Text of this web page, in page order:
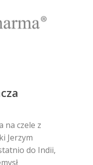
na czele z
Jerzym
do Indii,